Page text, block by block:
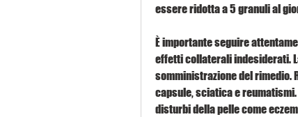
essere ridotta a 5 granuli al
È importante seguire
effetti collaterali indesiderati.
somministrazione del rimedio.
capsule, sciatica e
disturbi della pelle come